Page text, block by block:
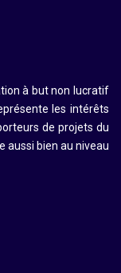
à but non lucratif
les intérêts
de projets du
aussi bien au niveau